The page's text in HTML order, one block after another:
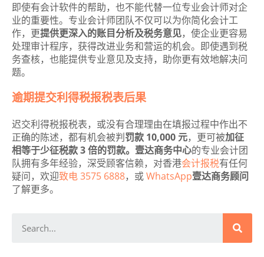
即使有会计软件的帮助，也不能代替一位专业会计师对企
业的重要性。专业会计师团队不仅可以为你简化会计工
作，更提供更深入的账目分析及税务意见，使企业更容易
处理审计程序，获得改进业务和营运的机会。即使遇到税
务查核，也能提供专业意见及支持，助你更有效地解决问
题。
逾期提交利得税报税表后果
迟交利得税报税表，或没有合理理由在填报过程中作出不
正确的陈述，都有机会被判罚款 10,000 元，更可被加征
相等于少征税款 3 倍的罚款。 壹达商务中心的专业会计团
队拥有多年经验，深受顾客信赖，对香港会计报税有任何
疑问，欢迎致电 3575 6888，或WhatsApp壹达商务顾问
了解更多。